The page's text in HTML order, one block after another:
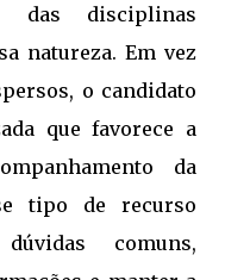
das disciplinas
natureza. Em vez
o candidato
que favorece a
da
tipo de recurso
comuns,